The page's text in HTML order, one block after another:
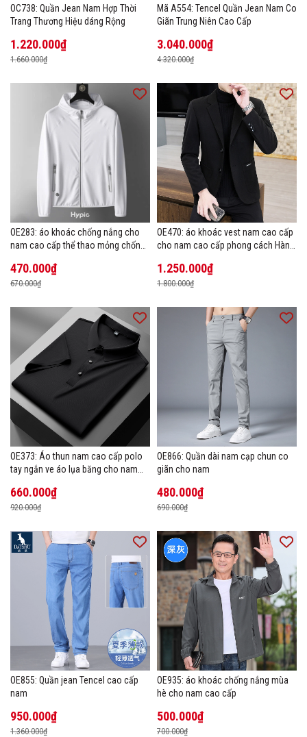
OC738: Quần Jean Nam Hợp Thời
Trang Thương Hiệu dáng Rộng
1.220.000₫
1.660.000₫
Mã A554: Tencel Quần Jean Nam Co
Giãn Trung Niên Cao Cấp
3.040.000₫
4.320.000₫
OE283: áo khoác chống nắng cho
nam cao cấp thể thao mỏng chống
470.000₫
670.000₫
OE470: áo khoác vest nam cao cấp
cho nam cao cấp phong cách Hàn
1.250.000₫
1.800.000₫
OE373: Áo thun nam cao cấp polo
tay ngắn ve áo lụa băng cho nam
660.000₫
920.000₫
OE866: Quần dài nam cạp chun co
giãn cho nam
480.000₫
690.000₫
OE855: Quần jean Tencel cao cấp
nam
950.000₫
1.360.000₫
OE935: áo khoác chống nắng mùa
hè cho nam cao cấp
500.000₫
700.000₫